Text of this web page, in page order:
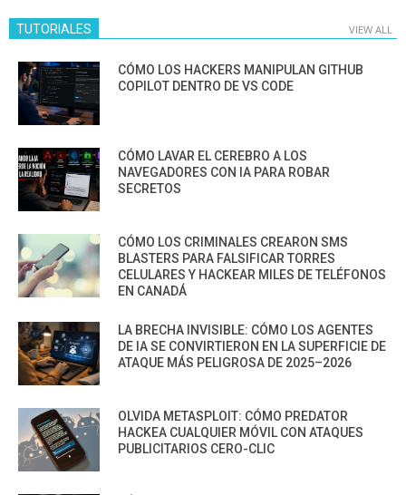
TUTORIALES VIEW ALL
CÓMO LOS HACKERS MANIPULAN GITHUB
COPILOT DENTRO DE VS CODE
CÓMO LAVAR EL CEREBRO A LOS
NAVEGADORES CON IA PARA ROBAR
SECRETOS
CÓMO LOS CRIMINALES CREARON SMS
BLASTERS PARA FALSIFICAR TORRES
CELULARES Y HACKEAR MILES DE TELÉFONOS
EN CANADÁ
LA BRECHA INVISIBLE: CÓMO LOS AGENTES
DE IA SE CONVIRTIERON EN LA SUPERFICIE DE
ATAQUE MÁS PELIGROSA DE 2025–2026
OLVIDA METASPLOIT: CÓMO PREDATOR
HACKEA CUALQUIER MÓVIL CON ATAQUES
PUBLICITARIOS CERO-CLIC